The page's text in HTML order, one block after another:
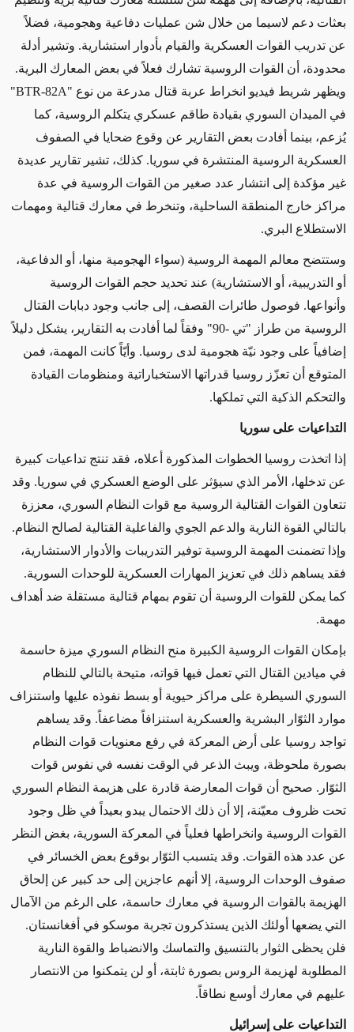
بعثات دعم لاسيما من خلال شن عمليات دفاعية وهجومية، فضلاً
عن تدريب القوات العسكرية والقيام بأدوار استشارية. وتشير أدلة
محدودة، أن القوات الروسية تشارك فعلاً في بعض المعارك البرية.
ويظهر شريط فيديو انخراط عربة قتال مدرعة من نوع "BTR-82A
"
في الميدان السوري بقيادة طاقم عسكري يتكلم الروسية، كما
يُزعم، بينما أفادت بعض التقارير عن وقوع ضحايا في الصفوف
العسكرية الروسية المنتشرة في سوريا. كذلك، تشير تقارير عديدة
غير مؤكدة إلى انتشار عدد صغير من القوات الروسية في عدة
مراكز خارج المنطقة الساحلية، وتنخرط في معارك قتالية ومهمات
الاستطلاع البري.
وستتضح معالم المهمة الروسية (سواء الهجومية منها، أو الدفاعية،
أو التدريبية، أو الاستشارية) عند تحديد حجم القوات الروسية
وأنواعها. فوصول طائرات القصف، إلى جانب وجود دبابات القتال
الروسية من طراز "تي -90" وفقاً لما أفادت به التقارير، يشكل دليلاً
إضافياً على وجود نيّة هجومية لدى روسيا. وأيّاً كانت المهمة، فمن
المتوقع أن تعزّز روسيا قدراتها الاستخباراتية ومنظومات القيادة
والتحكم الذكية التي تملكها.
التداعيات على سوريا
إذا اتخذت روسيا الخطوات المذكورة أعلاه، فقد تنتج تداعيات كبيرة
عن تدخلها، الأمر الذي سيؤثر على الوضع العسكري في سوريا. وقد
تتعاون القوات القتالية الروسية مع قوات النظام السوري، معززة
بالتالي القوة النارية والدعم الجوي والفاعلية القتالية لصالح النظام.
وإذا تضمنت المهمة الروسية توفير التدريبات والأدوار الاستشارية،
فقد يساهم ذلك في تعزيز المهارات العسكرية للوحدات السورية.
كما يمكن للقوات الروسية أن تقوم بمهام قتالية مستقلة ضد أهداف
مهمة.
بإمكان القوات الروسية الكبيرة منح النظام السوري ميزة حاسمة
في ميادين القتال التي تعمل فيها قواته، متيحة بالتالي للنظام
السوري السيطرة على مراكز حيوية أو بسط نفوذه عليها واستنزاف
موارد الثوّار البشرية والعسكرية استنزافاً مضاعفاً. وقد يساهم
تواجد روسيا على أرض المعركة في رفع معنويات قوات النظام
بصورة ملحوظة، ويبث الذعر في الوقت نفسه في نفوس قوات
الثوّار. صحيح أن قوات المعارضة قادرة على هزيمة النظام السوري
تحت ظروف معيّنة، إلا أن ذلك الاحتمال يبدو بعيداً في ظل وجود
القوات الروسية وانخراطها فعلياً في المعركة السورية، بغض النظر
عن عدد هذه القوات. وقد يتسبب الثوّار بوقوع بعض الخسائر في
صفوف الوحدات الروسية، إلا أنهم عاجزين إلى حد كبير عن إلحاق
الهزيمة بالقوات الروسية في معارك حاسمة، على الرغم من الآمال
التي يضعها أولئك الذين يستذكرون تجربة موسكو في أفغانستان.
فلن يحظى الثوار بالتنسيق والتماسك والانضباط والقوة النارية
المطلوبة لهزيمة الروس بصورة ثابتة، أو لن يتمكنوا من الانتصار
عليهم في معارك أوسع نطاقاً.
التداعيات على إسرائيل